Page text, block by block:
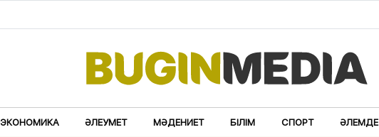
ЭКОНОМИКА ӘЛЕУМЕТ МӘДЕНИЕТ БІЛІМ СПОРТ ӘЛЕМДЕ